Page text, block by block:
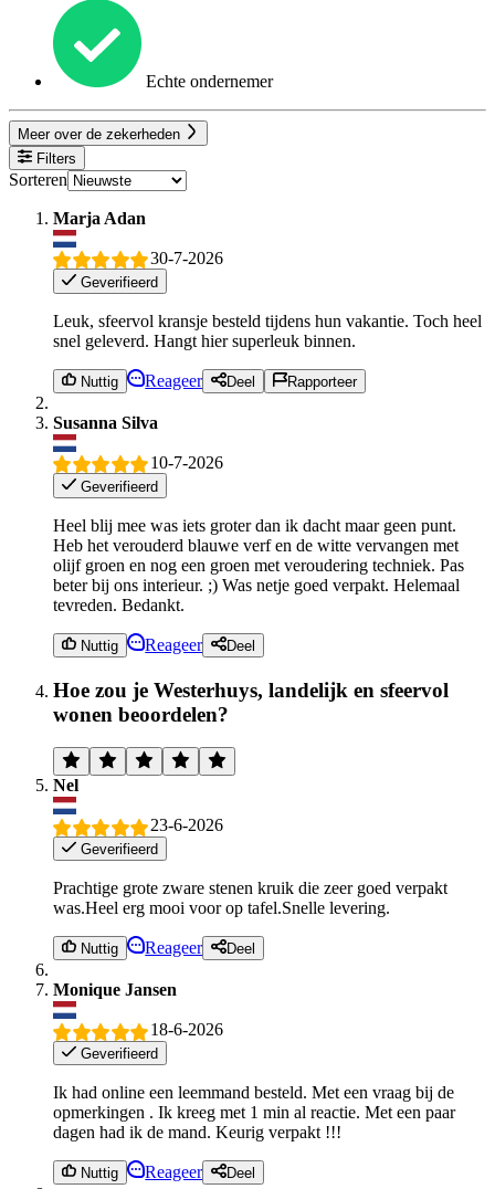
Echte ondernemer
Meer over de zekerheden
Filters
Sorteren
Marja Adan
30-7-2026
Geverifieerd
Leuk, sfeervol kransje besteld tijdens hun vakantie. Toch heel
snel geleverd. Hangt hier superleuk binnen.
Nuttig Reageer Deel Rapporteer
Susanna Silva
10-7-2026
Geverifieerd
Heel blij mee was iets groter dan ik dacht maar geen punt.
Heb het verouderd blauwe verf en de witte vervangen met
olijf groen en nog een groen met veroudering techniek. Pas
beter bij ons interieur. ;) Was netje goed verpakt. Helemaal
tevreden. Bedankt.
Nuttig Reageer Deel
Hoe zou je Westerhuys, landelijk en sfeervol
wonen beoordelen?
Nel
23-6-2026
Geverifieerd
Prachtige grote zware stenen kruik die zeer goed verpakt
was.Heel erg mooi voor op tafel.Snelle levering.
Nuttig Reageer Deel
Monique Jansen
18-6-2026
Geverifieerd
Ik had online een leemmand besteld. Met een vraag bij de
opmerkingen . Ik kreeg met 1 min al reactie. Met een paar
dagen had ik de mand. Keurig verpakt !!!
Nuttig Reageer Deel